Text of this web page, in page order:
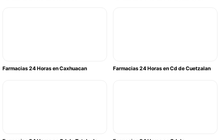
Farmacias 24 Horas en Caxhuacan Farmacias 24 Horas en Cd de Cuetzalan